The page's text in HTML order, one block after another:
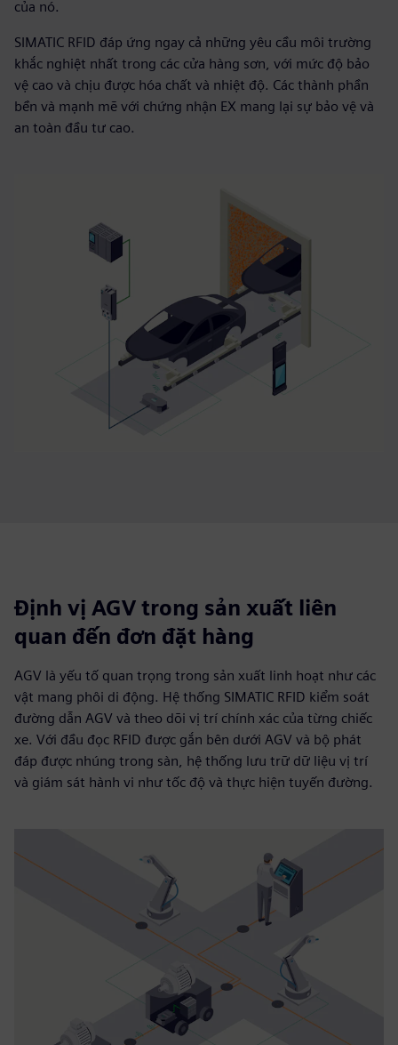
của nó.
SIMATIC RFID đáp ứng ngay cả những yêu cầu môi trường
khắc nghiệt nhất trong các cửa hàng sơn, với mức độ bảo
vệ cao và chịu được hóa chất và nhiệt độ. Các thành phần
bền và mạnh mẽ với chứng nhận EX mang lại sự bảo vệ và
an toàn đầu tư cao.
Định vị AGV trong sản xuất liên
quan đến đơn đặt hàng
AGV là yếu tố quan trọng trong sản xuất linh hoạt như các
vật mang phôi di động. Hệ thống SIMATIC RFID kiểm soát
đường dẫn AGV và theo dõi vị trí chính xác của từng chiếc
xe. Với đầu đọc RFID được gắn bên dưới AGV và bộ phát
đáp được nhúng trong sàn, hệ thống lưu trữ dữ liệu vị trí
và giám sát hành vi như tốc độ và thực hiện tuyến đường.